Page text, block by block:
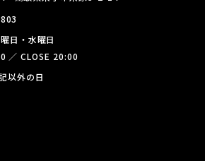
日・水曜日
／ CLOSE 20:00
以外の日